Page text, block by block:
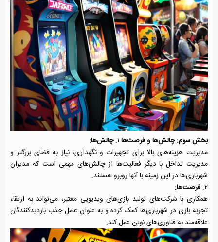
بخش سوم: چالش‌ها و فرصت‌ها
چالش‌ها:
مدیریت هزینه‌های بالا برای تجهیزات و نگهداری، نیاز به فضای بزرگتر و
مدیریت تداخل با دیگر فعالیت‌ها از چالش‌های مهمی است که مدیران
شهربازی‌ها در این زمینه با آنها روبرو هستند.
۲. فرصت‌ها:
همکاری با شرکت‌های تولید بازی‌های ویدیویی معتبر، می‌تواند به ارتقاء
تجربه بازی در شهربازی‌ها کمک کرده و به عنوان عامل جذب بازدیدکنندگان
علاقه‌مند به فناوری‌های نوین عمل کند.